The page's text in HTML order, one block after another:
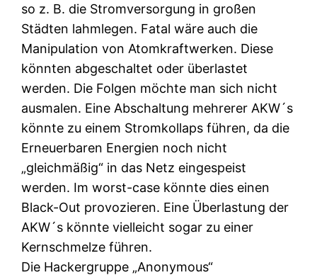
so z. B. die Stromversorgung in großen
Städten lahmlegen. Fatal wäre auch die
Manipulation von Atomkraftwerken. Diese
könnten abgeschaltet oder überlastet
werden. Die Folgen möchte man sich nicht
ausmalen. Eine Abschaltung mehrerer AKW´s
könnte zu einem Stromkollaps führen, da die
Erneuerbaren Energien noch nicht
„gleichmäßig“ in das Netz eingespeist
werden. Im worst-case könnte dies einen
Black-Out provozieren. Eine Überlastung der
AKW´s könnte vielleicht sogar zu einer
Kernschmelze führen.
Die Hackergruppe „Anonymous“